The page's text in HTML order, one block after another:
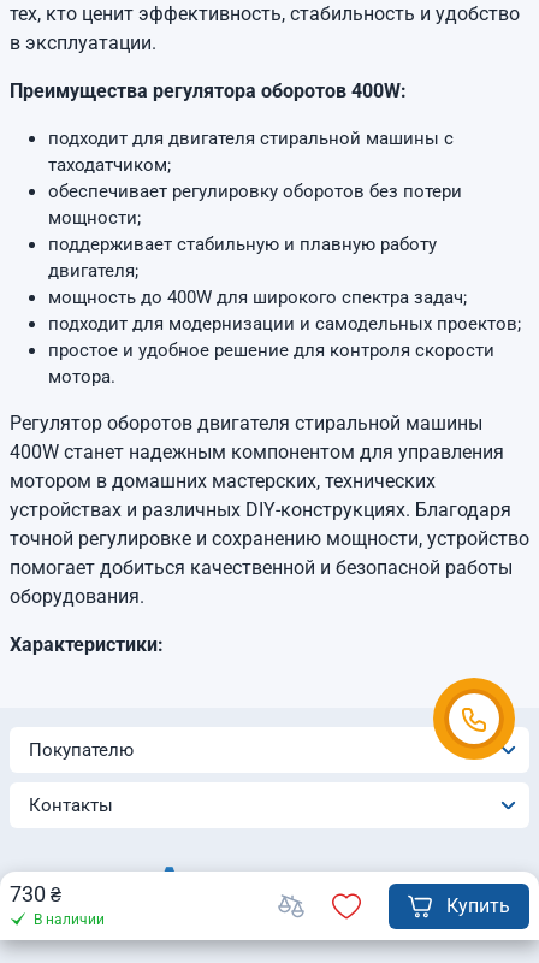
тех, кто ценит эффективность, стабильность и удобство
в эксплуатации.
Преимущества регулятора оборотов 400W:
подходит для двигателя стиральной машины с
таходатчиком;
обеспечивает регулировку оборотов без потери
мощности;
поддерживает стабильную и плавную работу
двигателя;
мощность до 400W для широкого спектра задач;
подходит для модернизации и самодельных проектов;
простое и удобное решение для контроля скорости
мотора.
Регулятор оборотов двигателя стиральной машины
400W станет надежным компонентом для управления
мотором в домашних мастерских, технических
устройствах и различных DIY-конструкциях. Благодаря
точной регулировке и сохранению мощности, устройство
помогает добиться качественной и безопасной работы
оборудования.
Характеристики:
730 ₴
В наличии
Купить
Покупателю
Контакты
© 2026 Интернет-магазин «Automatica»